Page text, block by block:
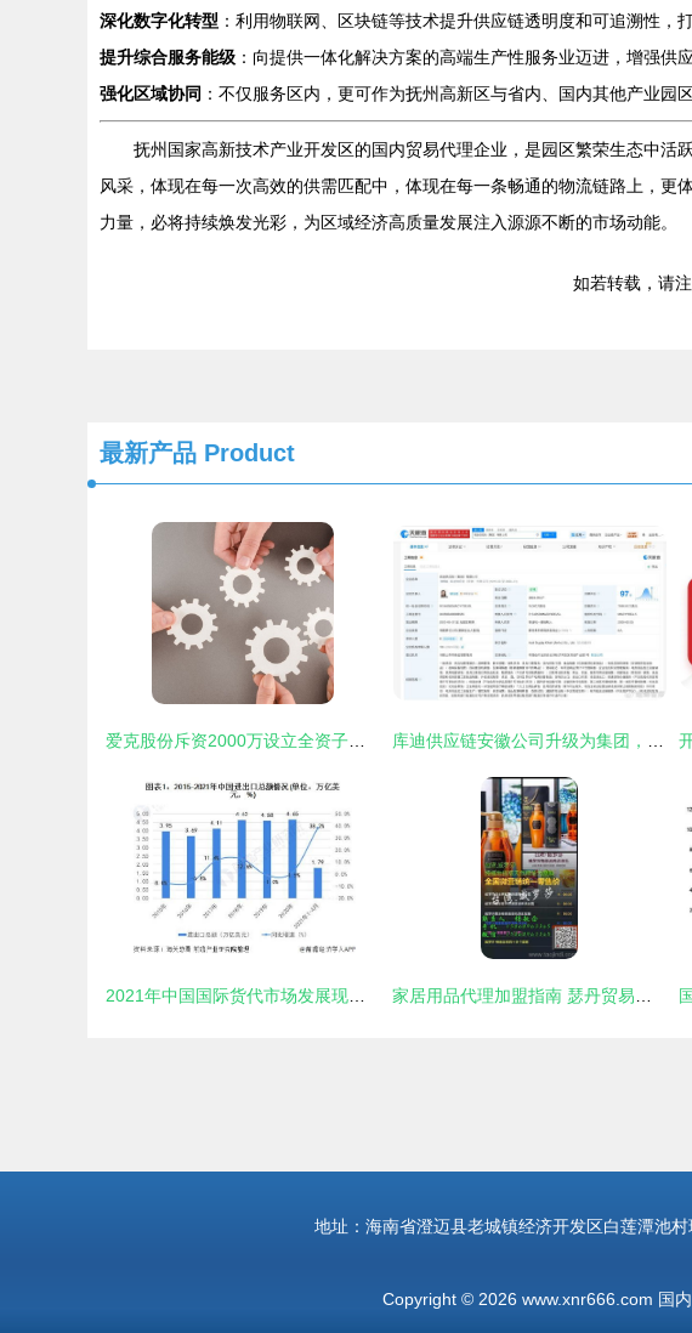
深化数字化转型 ：利用物联网、区块链等技术提升供应链透明度和可追溯性，
提升综合服务能级 ：向提供一体化解决方案的高端生产性服务业迈进，增强供
强化区域协同 ：不仅服务区内，更可作为抚州高新区与省内、国内其他产业园
抚州国家高新技术产业开发区的国内贸易代理企业，是园区繁荣生态中
风采，体现在每一次高效的供需匹配中，体现在每一条畅通的物流链路上，
力量，必将持续焕发光彩，为区域经济高质量发展注入源源不断的市场动能。
如若转载，请
最新产品 Product
地址：海南省澄迈县老城镇经济开发区白莲潭池
Copyright © 2026 www.xnr666.com 国